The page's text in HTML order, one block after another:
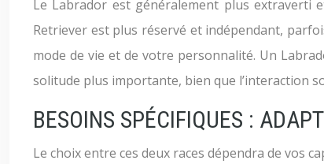
Le Labrador est généralement plus extraverti
Retriever est plus réservé et indépendant,
mode de vie et de votre personnalité. Un
solitude plus importante, bien que l’interaction
BESOINS SPÉCIFIQUES :
Le choix entre ces deux races dépendra de vos